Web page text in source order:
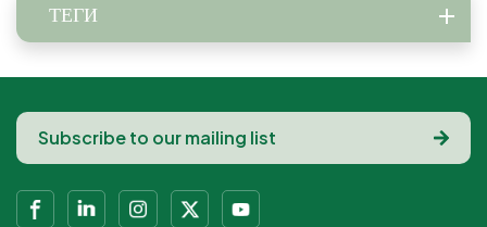
ТЕГИ